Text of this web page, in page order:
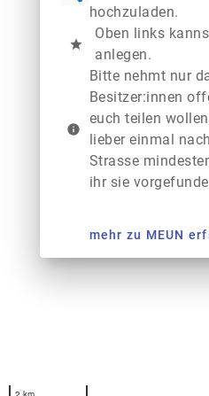
hochzuladen.
star
Oben links
anlegen.
info
Bitte nehmt nur
Besitzer:innen
euch teilen
lieber einmal
Strasse
ihr sie
mehr zu MEUN